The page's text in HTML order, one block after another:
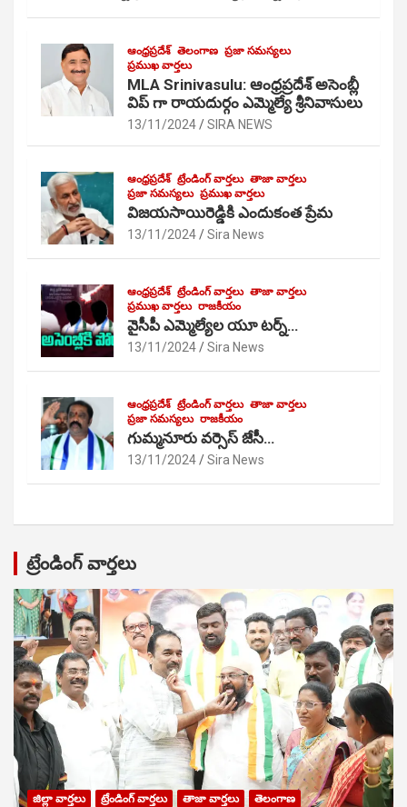
ఆంధ్రప్రదేశ్ తెలంగాణ ప్రజా సమస్యలు
ప్రముఖ వార్తలు
MLA Srinivasulu: ఆంధ్రప్రదేశ్ అసెంబ్లీ
విప్ గా రాయదుర్గం ఎమ్మెల్యే శ్రీనివాసులు
13/11/2024 SIRA NEWS
ఆంధ్రప్రదేశ్ ట్రేండింగ్ వార్తలు తాజా వార్తలు
ప్రజా సమస్యలు ప్రముఖ వార్తలు
విజయసాయిరెడ్డికి ఎందుకంత ప్రేమ
13/11/2024 Sira News
ఆంధ్రప్రదేశ్ ట్రేండింగ్ వార్తలు తాజా వార్తలు
ప్రముఖ వార్తలు రాజకీయం
వైసీపీ ఎమ్మెల్యేల యూ టర్న్…
13/11/2024 Sira News
ఆంధ్రప్రదేశ్ ట్రేండింగ్ వార్తలు తాజా వార్తలు
ప్రజా సమస్యలు రాజకీయం
గుమ్మనూరు వర్సెస్ జేసీ…
13/11/2024 Sira News
ట్రేండింగ్ వార్తలు
జిల్లా వార్తలు ట్రేండింగ్ వార్తలు తాజా వార్తలు తెలంగాణ